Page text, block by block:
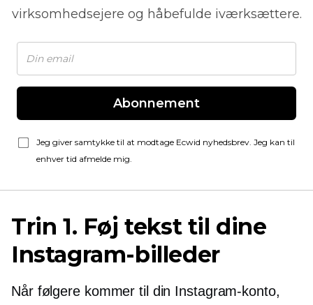
virksomhedsejere og håbefulde iværksættere.
Abonnement
Jeg giver samtykke til at modtage Ecwid nyhedsbrev. Jeg kan til
enhver tid afmelde mig.
Trin 1. Føj tekst til dine
Instagram-billeder
Når følgere kommer til din Instagram-konto,